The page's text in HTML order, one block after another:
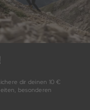
dir deinen 10 €
besonderen